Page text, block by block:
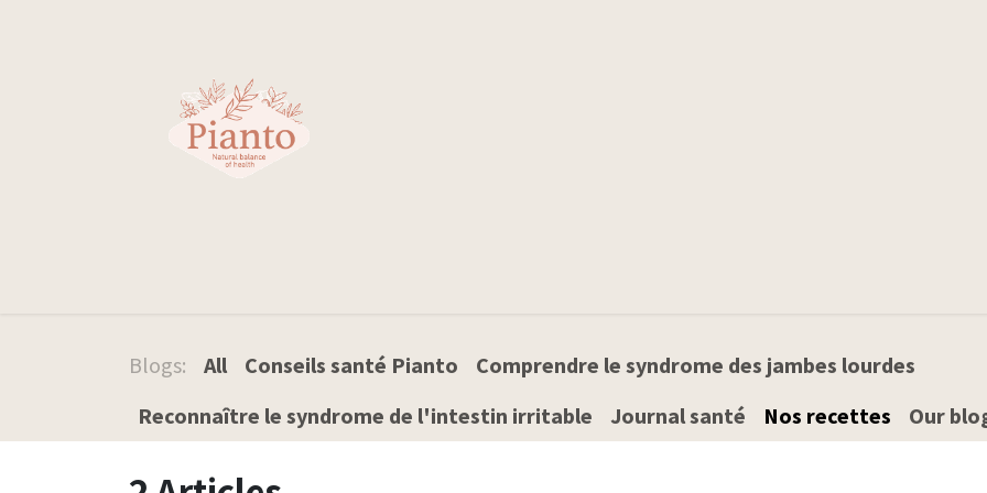
Blogs: All Conseils santé Pianto
Comprendre le syndrome des jambes lourdes
Reconnaître le syndrome de l'intestin irritable
Journal santé Nos recettes Our